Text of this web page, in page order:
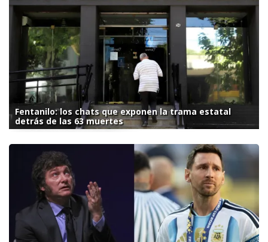
Fentanilo: los chats que exponen la trama estatal
detrás de las 63 muertes